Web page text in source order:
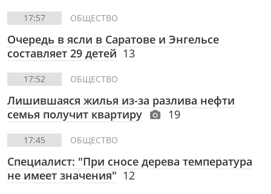
17:57 ОБЩЕСТВО
Очередь в ясли в Саратове и Энгельсе
составляет 29 детей 13
17:52 ОБЩЕСТВО
Лишившаяся жилья из-за разлива нефти
семья получит квартиру
19
17:45 ОБЩЕСТВО
Специалист: "При сносе дерева температура
не имеет значения" 12